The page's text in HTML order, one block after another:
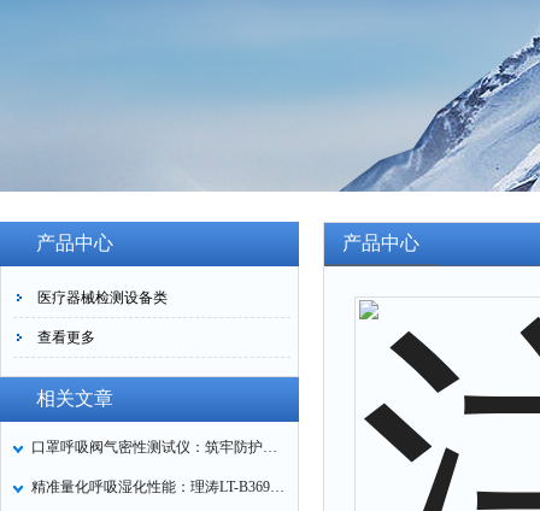
产品中心
医疗器械检测设备类
查看更多
相关文章
口罩呼吸阀气密性测试仪：筑牢防护口罩的质量关卡
精准量化呼吸湿化性能：理涛LT-B369湿化器数据采集装置技术解析
产品中心